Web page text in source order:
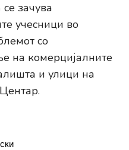
зачува
учесници во
со
на комерцијалните
и улици на